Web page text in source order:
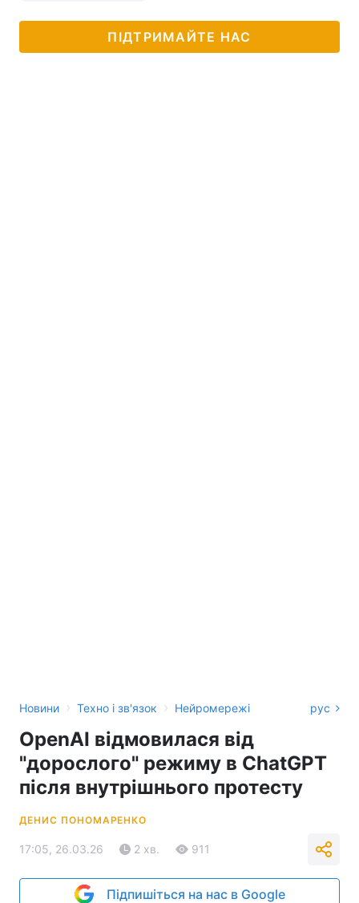
ПІДТРИМАЙТЕ НАС
Новини › Техно і зв'язок › Нейромережі рус
OpenAI відмовилася від
"дорослого" режиму в ChatGPT
після внутрішнього протесту
ДЕНИС ПОНОМАРЕНКО
17:05, 26.03.26 2 хв. 911
Підпишіться на нас в Google